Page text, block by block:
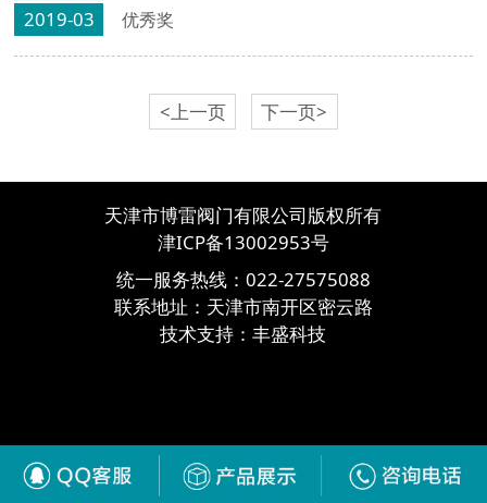
2019-03
优秀奖
<上一页 下一页>
天津市博雷阀门有限公司版权所有
津ICP备13002953号
统一服务热线： 022-27575088
联系地址：天津市南开区密云路
技术支持：丰盛科技
津ICP备13002953号-3